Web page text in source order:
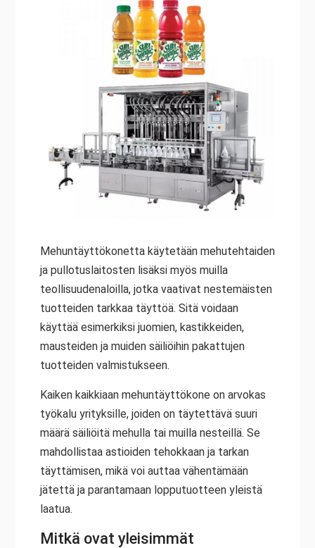
Mehuntäyttökonetta käytetään mehutehtaiden
ja pullotuslaitosten lisäksi myös muilla
teollisuudenaloilla, jotka vaativat nestemäisten
tuotteiden tarkkaa täyttöä. Sitä voidaan
käyttää esimerkiksi juomien, kastikkeiden,
mausteiden ja muiden säiliöihin pakattujen
tuotteiden valmistukseen.
Kaiken kaikkiaan mehuntäyttökone on arvokas
työkalu yrityksille, joiden on täytettävä suuri
määrä säiliöitä mehulla tai muilla nesteillä. Se
mahdollistaa astioiden tehokkaan ja tarkan
täyttämisen, mikä voi auttaa vähentämään
jätettä ja parantamaan lopputuotteen yleistä
laatua.
Mitkä ovat yleisimmät